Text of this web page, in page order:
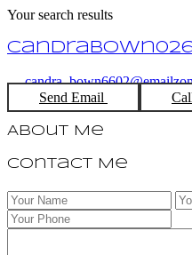
Your search results
Send Email
About Me
Contact Me